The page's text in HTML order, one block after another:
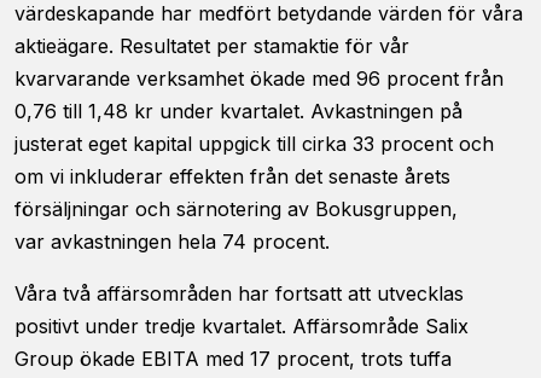
värdeskapande har medfört betydande värden för våra
aktieägare. Resultatet per stamaktie för vår
kvarvarande verksamhet ökade med 96 procent från
0,76 till 1,48 kr under kvartalet. Avkastningen på
justerat eget kapital uppgick till cirka 33 procent och
om vi inkluderar effekten från det senaste årets
försäljningar och särnotering av Bokusgruppen,
var avkastningen hela 74 procent.
Våra två affärsområden har fortsatt att utvecklas
positivt under tredje kvartalet. Affärsområde Salix
Group ökade EBITA med 17 procent, trots tuffa
chansen att få se
personligt
anpassat innehåll